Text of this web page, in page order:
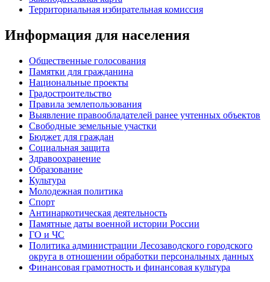
Территориальная избирательная комиссия
Информация для населения
Общественные голосования
Памятки для гражданина
Национальные проекты
Градостроительство
Правила землепользования
Выявление правообладателей ранее учтенных объектов
Свободные земельные участки
Бюджет для граждан
Социальная защита
Здравоохранение
Образование
Культура
Молодежная политика
Спорт
Антинаркотическая деятельность
Памятные даты военной истории России
ГО и ЧС
Политика администрации Лесозаводского городского
округа в отношении обработки персональных данных
Финансовая грамотность и финансовая культура